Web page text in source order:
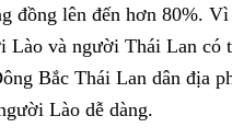
đồng lên đến hơn 80%.
Lào và người Thái Lan có
Bắc Thái Lan dân địa
Lào dễ dàng.